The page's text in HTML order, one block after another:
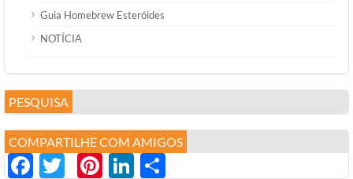
Guia Homebrew Esteróides
NOTÍCIA
PESQUISA
COMPARTILHE COM AMIGOS
Facebook
Twitter
Pinterest
LinkedIn